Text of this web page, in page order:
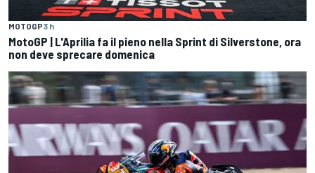
MOTOGP3 h
MotoGP | L'Aprilia fa il pieno nella Sprint di Silverstone, ora
non deve sprecare domenica